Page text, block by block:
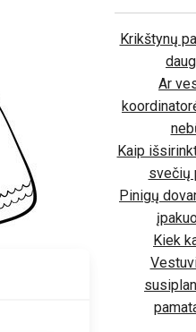
Krikštynų
Ar
Kaip
svečių
Pinigų
Kiek